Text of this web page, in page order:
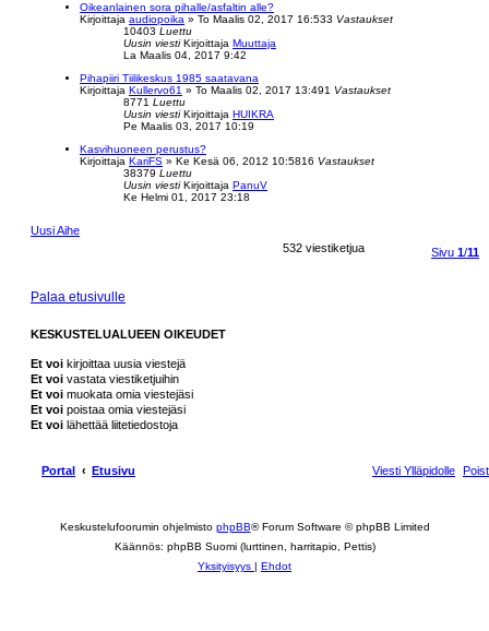
Oikeanlainen sora pihalle/asfaltin alle?
Kirjoittaja audiopoika » To Maalis 02, 2017 16:533 Vastaukset
10403 Luettu
Uusin viesti Kirjoittaja Muuttaja
La Maalis 04, 2017 9:42
Pihapiiri Tiilikeskus 1985 saatavana
Kirjoittaja Kullervo61 » To Maalis 02, 2017 13:491 Vastaukset
8771 Luettu
Uusin viesti Kirjoittaja HUIKRA
Pe Maalis 03, 2017 10:19
Kasvihuoneen perustus?
Kirjoittaja KariFS » Ke Kesä 06, 2012 10:5816 Vastaukset
38379 Luettu
Uusin viesti Kirjoittaja PanuV
Ke Helmi 01, 2017 23:18
Uusi Aihe
532 viestiketjua
Sivu 1/11
Palaa etusivulle
KESKUSTELUALUEEN OIKEUDET
Et voi kirjoittaa uusia viestejä
Et voi vastata viestiketjuihin
Et voi muokata omia viestejäsi
Et voi poistaa omia viestejäsi
Et voi lähettää liitetiedostoja
Portal Etusivu Viesti Ylläpidolle
Keskustelufoorumin ohjelmisto phpBB® Forum Software © phpBB Limited
Käännös: phpBB Suomi (lurttinen, harritapio, Pettis)
Yksityisyys | Ehdot